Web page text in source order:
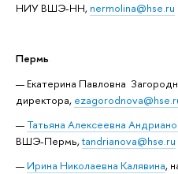
НИУ ВШЭ-НН, nermolina@hse.ru
Пермь
Екатерина Павловна
директора,
Татьяна Алексеевна
ВШЭ-Пермь,tandrianova@hse.ru
Ирина Николаевна Калявина,